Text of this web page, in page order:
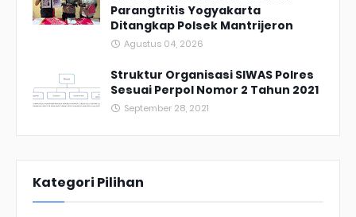
Parangtritis Yogyakarta
Ditangkap Polsek Mantrijeron
Agustus 04, 2026
Struktur Organisasi SIWAS Polres
Sesuai Perpol Nomor 2 Tahun 2021
September 28, 2021
Kategori Pilihan